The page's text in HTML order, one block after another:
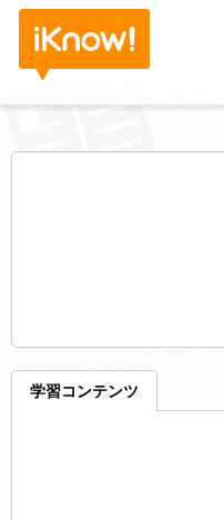
学習コンテンツ